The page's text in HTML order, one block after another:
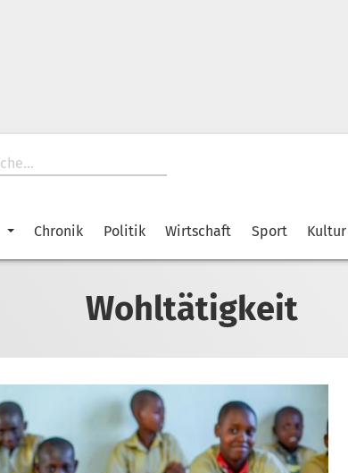
Chronik Politik Wirtschaft Sport Kultur
Wohltätigkeit